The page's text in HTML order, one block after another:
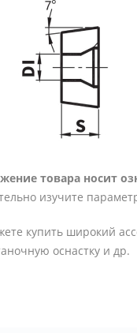
товара носит
изучите
купить широкий
оснастку и др.